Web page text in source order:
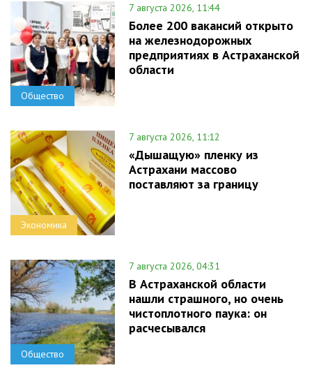
Общество
7 августа 2026, 11:44
Более 200 вакансий открыто
на железнодорожных
предприятиях в Астраханской
области
Экономика
7 августа 2026, 11:12
«Дышащую» пленку из
Астрахани массово
поставляют за границу
Общество
7 августа 2026, 04:31
В Астраханской области
нашли страшного, но очень
чистоплотного паука: он
расчесывался